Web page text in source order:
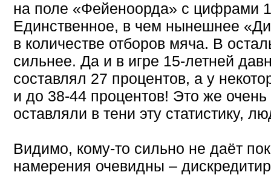
на поле «Фейеноорда» с цифрами
Единственное, в чем нынешнее
в количестве отборов мяча. В
сильнее. Да и в игре 15-летней
составлял 27 процентов, а у
и до 38-44 процентов! Это же
оставляли в тени эту статистику,
Видимо, кому-то сильно не даёт
намерения очевидны –